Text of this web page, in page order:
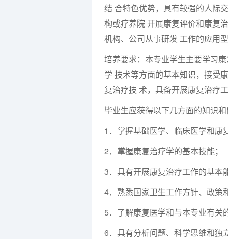
结 合特色优势，具有较强的人际
构或疗养院 开展康复评价和康复
机构、公司从事研发 工作的应用
培养要求：本专业学生主要学习
学 技术等方面的基本知识，接受
复治疗技 术，具备开展康复治疗
毕业生应获得以下几方面的知识
1．掌握基础医学、临床医学和康
2．掌握康复治疗学的基本技能；
3．具有开展康复治疗工作的基本
4．熟悉国家卫生工作方针、政策
5．了解康复医学和与本专业有关
6．具有分析问题、科学思维和独